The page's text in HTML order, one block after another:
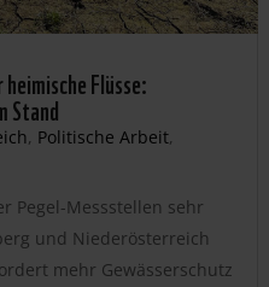
Flüsse:
Stand
, Politische Arbeit,
Pegel-Messstellen sehr
und Niederösterreich
mehr Gewässerschutz